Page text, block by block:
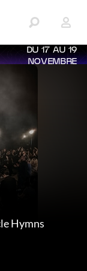
DU 17 AU 19
NOVEMBRE
Hymns